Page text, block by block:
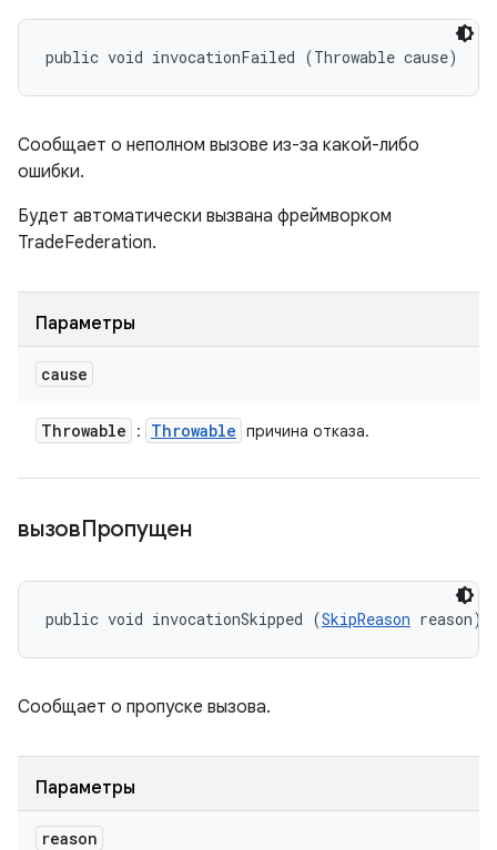
public void invocationFailed (Throwable cause)
Сообщает о неполном вызове из-за какой-либо
ошибки.
Будет автоматически вызвана фреймворком
TradeFederation.
Параметры
cause
Throwable : Throwable причина отказа.
вызовПропущен
public void invocationSkipped (SkipReason reason)
Сообщает о пропуске вызова.
Параметры
reason